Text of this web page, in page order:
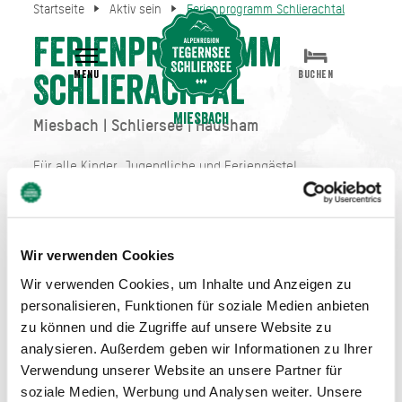
Wir verwenden Cookies
Wir verwenden Cookies, um Inhalte und Anzeigen zu
personalisieren, Funktionen für soziale Medien anbieten
zu können und die Zugriffe auf unsere Website zu
analysieren. Außerdem geben wir Informationen zu Ihrer
Verwendung unserer Website an unsere Partner für
soziale Medien, Werbung und Analysen weiter. Unsere
Startseite Aktiv sein Ferienprogramm Schlierachtal
Ferienprogramm
Schlierachtal
Miesbach | Schliersee | Hausham
Für alle Kinder, Jugendliche und Feriengäste!
Die großen Ferien stehen vor der Tür und es wartet ein
Das kunterbunte Angebot reicht vom Kletter- oder Tennis-
Camp bis hin zum Kreativ werden oder Forschen.
HIER GEHT'S ZU DEN
MENU
Miesbach
BUCHEN